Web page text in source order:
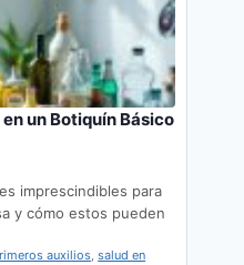
un Botiquín Básico
imprescindibles para
y cómo estos pueden
auxilios,salud en